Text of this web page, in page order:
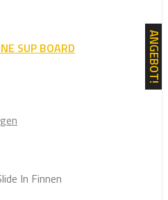
SUP BOARD
In Finnen
ANGEBOT!